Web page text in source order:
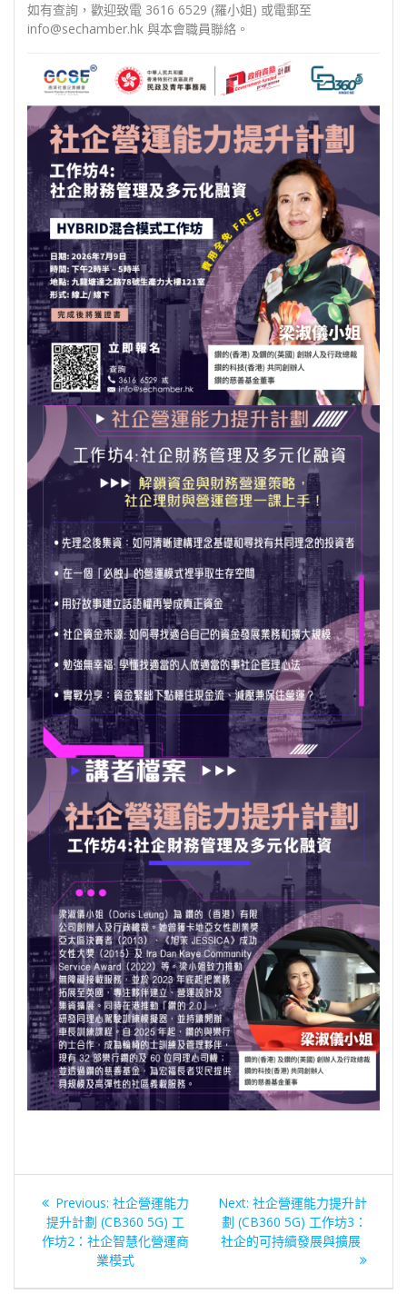
如有查詢，歡迎致電 3616 6529 (羅小姐) 或電郵至
info@sechamber.hk 與本會職員聯絡。
文
章
Previous: Previous
post:
社企營運能力
提升計劃 (CB360 5G) 工
作坊2：社企智慧化營運商
業模式
Next: Next
post:
社企營運能力提升計
劃 (CB360 5G) 工作坊3：
社企的可持續發展與擴展